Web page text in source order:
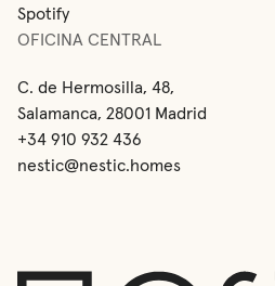
Spotify
OFICINA CENTRAL
C. de Hermosilla, 48,
Salamanca, 28001 Madrid
+34 910 932 436
nestic@nestic.homes